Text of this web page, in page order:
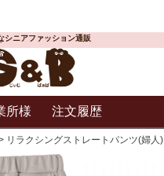
シニアファッション通販
所様 注文履歴
リラクシングストレートパンツ(婦人)